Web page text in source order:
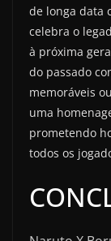
de longa data
celebra o
à próxima
do passado
memoráveis
uma
prometendo
todos os